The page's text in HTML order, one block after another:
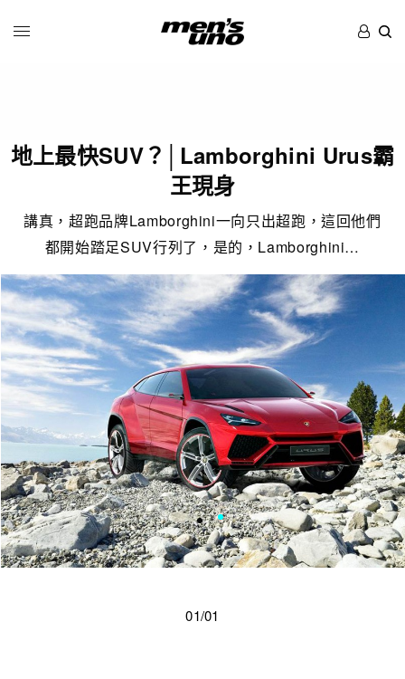
地上最快SUV？│Lamborghini Urus霸
王現身
講真，超跑品牌Lamborghini一向只出超跑，這回他們
都開始踏足SUV行列了，是的，Lamborghini…
01/01